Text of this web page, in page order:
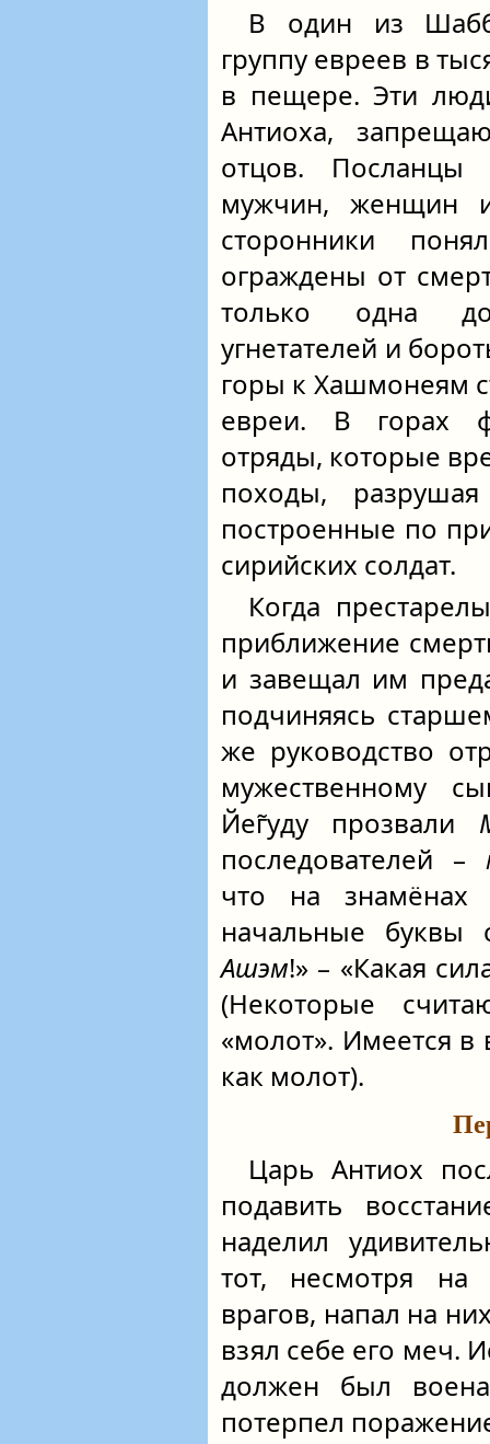
В один из
группу евреев в
в пещере. Эти
Антиоха,
отцов. Посланцы
мужчин, женщин
сторонники
ограждены от
только одна
угнетателей и
горы к Хашмонеям
евреи. В горах
отряды, которые
походы,
построенные по
сирийских солдат.
Когда
приближение
и завещал им
подчиняясь
же руководство
мужественному
Йег̃уду прозвали
последователей –
что на
начальные буквы
Ашэм!» – «Какая
(Некоторые
«молот». Имеется в
как молот).
Царь Антиох
подавить
наделил
тот, несмотря на
врагов, напал на
взял себе его меч.
должен был
потерпел